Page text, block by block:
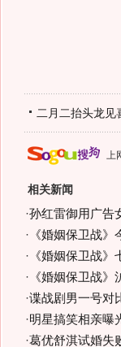
二月二抬头龙见
上
相关新闻
·孙红雷御用广告
· 《婚姻保卫战
· 《婚姻保卫战
· 《婚姻保卫战
·谍战剧男一号对
·明星搞笑相亲曝
·葛优舒淇试婚失